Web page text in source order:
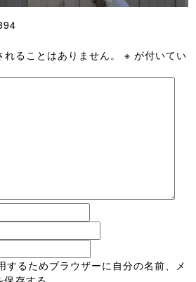
ることはありません。 ※ が付いてい
するためブラウザーに自分の名前、メ